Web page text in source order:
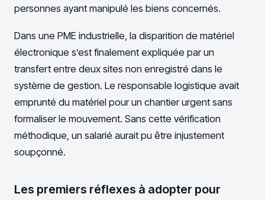
personnes ayant manipulé les biens concernés.
Dans une PME industrielle, la disparition de matériel
électronique s’est finalement expliquée par un
transfert entre deux sites non enregistré dans le
système de gestion. Le responsable logistique avait
emprunté du matériel pour un chantier urgent sans
formaliser le mouvement. Sans cette vérification
méthodique, un salarié aurait pu être injustement
soupçonné.
Les premiers réflexes à adopter pour